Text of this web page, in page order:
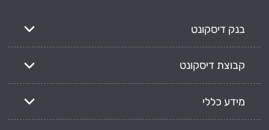
בנק דיסקונט
קבוצת דיסקונט
מידע כללי